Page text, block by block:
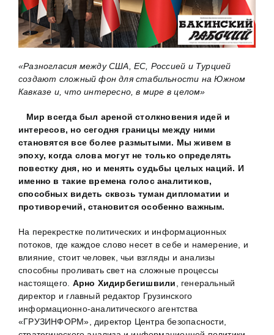
«Разногласия между США, ЕС, Россией и Турцией
создают сложный фон для стабильности на Южном
Кавказе и, что интересно, в мире в целом»
Мир всегда был ареной столкновения идей и
интересов, но сегодня границы между ними
становятся все более размытыми. Мы живем в
эпоху, когда слова могут не только определять
повестку дня, но и менять судьбы целых наций. И
именно в такие времена голос аналитиков,
способных видеть сквозь туман дипломатии и
противоречий, становится особенно важным.
На перекрестке политических и информационных
потоков, где каждое слово несет в себе и намерение, и
влияние, стоит человек, чьи взгляды и анализы
способны проливать свет на сложные процессы
настоящего. Арно Хидирбегишвили , генеральный
директор и главный редактор Грузинского
информационно-аналитического агентства
«ГРУЗИНФОРМ», директор Центра безопасности,